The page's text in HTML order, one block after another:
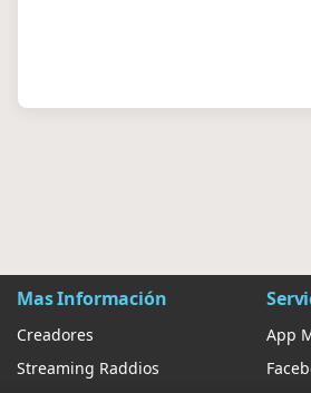
Mas Información
Creadores
Streaming Raddios
App